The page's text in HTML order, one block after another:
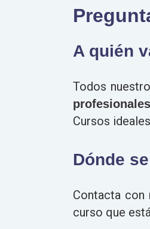
A quién
Todos
Cursos
Dónde
Contacta con
curso que